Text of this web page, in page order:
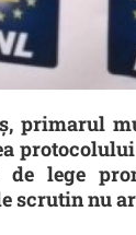
primarul
de lege
nu